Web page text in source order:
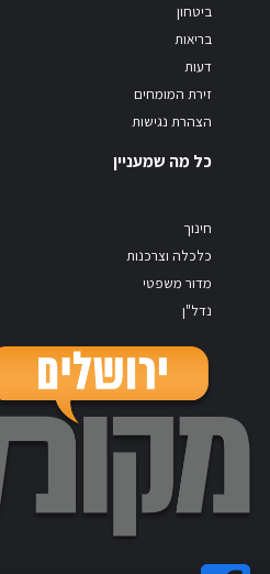
ביטחון
בריאות
דעות
זירת המומחים
הצהרת נגישות
כל מה שמעניין
חינוך
כלכלה וצרכנות
מדור משפטי
נדל"ן